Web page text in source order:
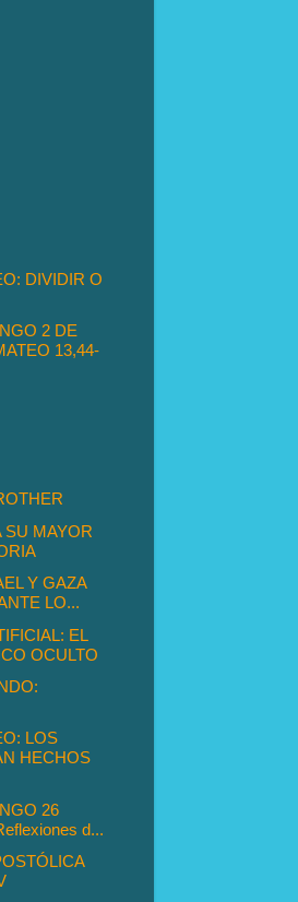
DIVIDIR O
2 DE
13,44-
SU MAYOR
Y GAZA
LO...
EL
OCULTO
LOS
HECHOS
26
d...